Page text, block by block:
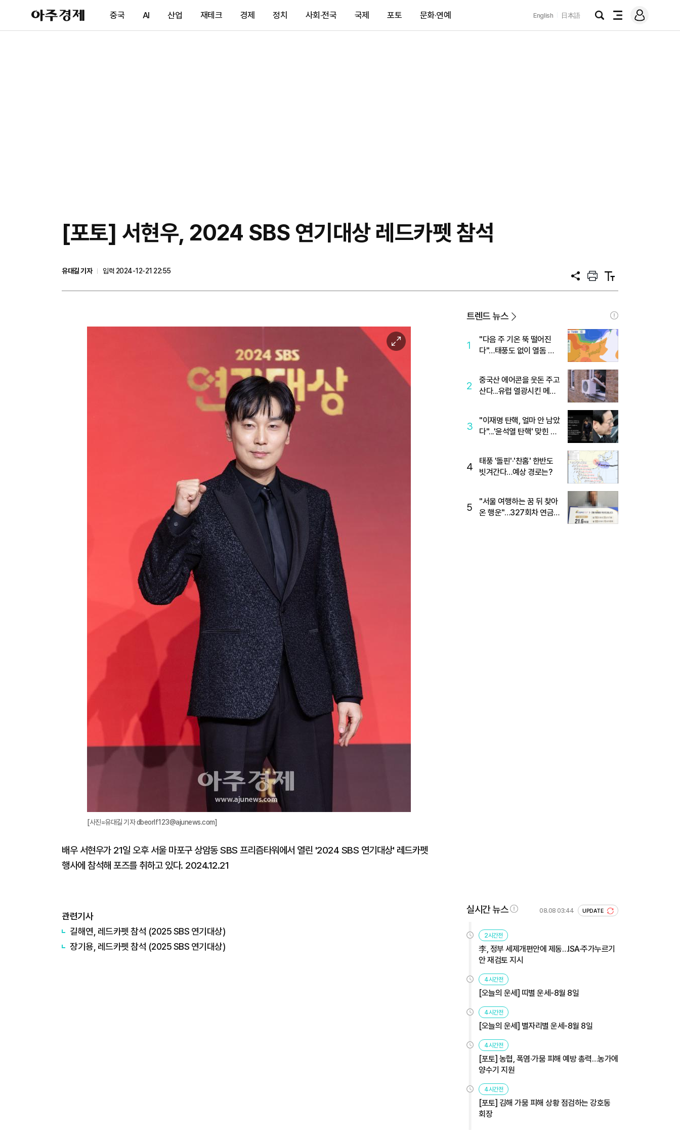
아
주
제
중국 AI 산업 재테크 경제 정치 사회·전국 국제 포토 문화·연예 English 日本語
검
전
메
그
[포토] 서현우, 2024 SBS 연기대상 레드카펫 참석
유대길 기자
입력 2024-12-21 22:55
공
프
트
텍
트
이
미
지
[사진=유대길 기자 dbeorlf123@ajunews.com]
배우 서현우가 21일 오후 서울 마포구 상암동 SBS 프리즘타워에서 열린 '2024 SBS 연기대상' 레드카펫
행사에 참석해 포즈를 취하고 있다. 2024.12.21
관련기사
길해연, 레드카펫 참석 (2025 SBS 연기대상)
장기용, 레드카펫 참석 (2025 SBS 연기대상)
트렌드 뉴스
1
"다음 주 기온 뚝 떨어진
다"…태풍도 없이 열돔 박
2
중국산 에어콘을 웃돈 주고
산다...유럽 열광시킨 메이
3
"이재명 탄핵, 얼마 안 남았
다"...'윤석열 탄핵' 맞힌 무
4
태풍 '돌핀'·'찬홈' 한반도
빗겨간다…예상 경로는?
5
"서울 여행하는 꿈 뒤 찾아
온 행운"…327회차 연금
실시간 뉴스 08.08 03:44 UPDATE
2시간전
李, 정부 세제개편안에 제동…ISA·주가누르기
안 재검토 지시
4시간전
[오늘의 운세] 띠별 운세-8월 8일
4시간전
[오늘의 운세] 별자리별 운세-8월 8일
4시간전
[포토] 농협, 폭염·가뭄 피해 예방 총력…농가에
양수기 지원
4시간전
[포토] 김해 가뭄 피해 상황 점검하는 강호동
회장